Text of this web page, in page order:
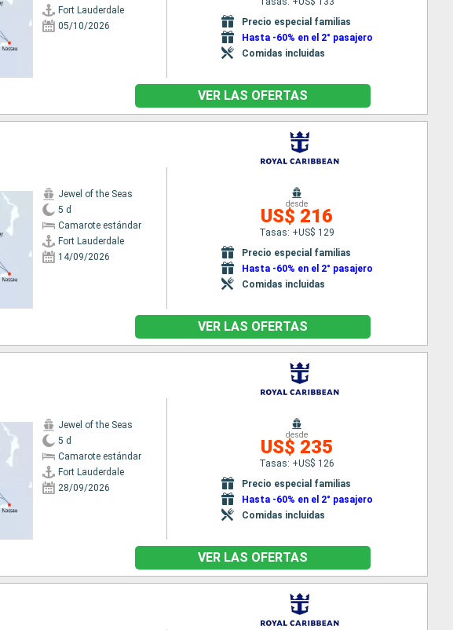
Fort Lauderdale
05/10/2026
Precio especial familias
Hasta -60% en el 2° pasajero
Comidas incluidas
VER LAS OFERTAS
Jewel of the Seas
5 d
Camarote estándar
Fort Lauderdale
14/09/2026
desde
US$ 216
Tasas: +US$ 129
Precio especial familias
Hasta -60% en el 2° pasajero
Comidas incluidas
VER LAS OFERTAS
Jewel of the Seas
5 d
Camarote estándar
Fort Lauderdale
28/09/2026
desde
US$ 235
Tasas: +US$ 126
Precio especial familias
Hasta -60% en el 2° pasajero
Comidas incluidas
VER LAS OFERTAS